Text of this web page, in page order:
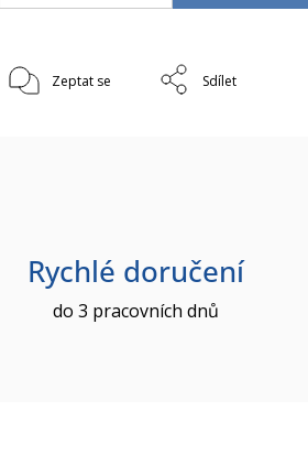
Zeptat se Sdílet
Rychlé doručení
do 3 pracovních dnů